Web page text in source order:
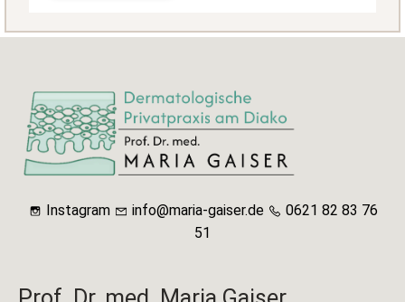
Instagram info@maria-gaiser.de
0621 82 83 76
51